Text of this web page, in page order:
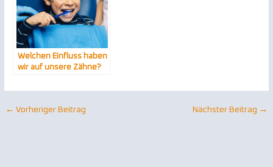
Welchen Einfluss haben
wir auf unsere Zähne?
← Vorheriger Beitrag Nächster Beitrag →